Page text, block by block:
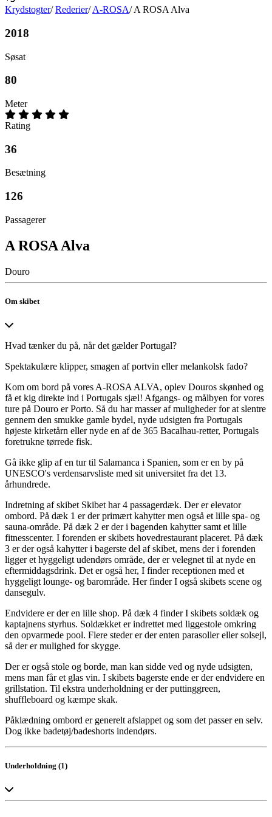
Krydstogter/ Rederier/ A-ROSA/ A ROSA Alva
2018
Søsat
80
Meter
Rating
36
Besætning
126
Passagerer
A ROSA Alva
Douro
Om skibet
Hvad tænker du på, når det gælder Portugal?
Spektakulære klipper, smagen af portvin eller melankolsk fado?
Kom om bord på vores A-ROSA ALVA, oplev Douros skønhed og
få et kig direkte ind i Portugals sjæl! Afgangs- og målbyen for vores
ture på Douro er Porto. Så du har masser af muligheder for at slentre
gennem den smukke gamle bydel, nyde udsigten fra Portugals
højeste kirketårn eller nyde en af de 365 Bacalhau-retter, Portugals
foretrukne tørrede fisk.
Gå ikke glip af en tur til Salamanca i Spanien, som er en by på
UNESCO's verdensarvsliste med sit universitet fra det 13.
århundrede.
Indretning af skibet Skibet har 4 passagerdæk. Der er elevator
ombord. På dæk 1 er der primært kahytter men også et lille spa- og
sauna-område. På dæk 2 er der i bagenden kahytter samt et lille
fitnesscenter. I forenden er skibets hovedrestaurant placeret. På dæk
3 er der også kahytter i bagerste del af skibet, mens der i forenden
ligger et hyggeligt udendørs område, der er velegnet til at nyde en
eftermiddagsdrink. Det er også her, I finder receptionen med et
hyggeligt lounge- og barområde. Her finder I også skibets scene og
dansegulv.
Endvidere er der en lille shop. På dæk 4 finder I skibets soldæk og
kaptajnens styrhus. Soldækket er indrettet med liggestole omkring
den opvarmede pool. Flere steder er der enten parasoller eller solsejl,
så der er mulighed for skygge.
Der er også stole og borde, man kan sidde ved og nyde udsigten,
mens man får et glas vin. I skibets bagerste ende er der endvidere en
grillstation. Til ekstra underholdning er der puttinggreen,
shuffleboard og kæmpe skak.
Påklædning ombord er generelt afslappet og som det passer en selv.
Dog ikke badetøj/badeshorts indendørs.
Underholdning (1)
Panorama Lounge